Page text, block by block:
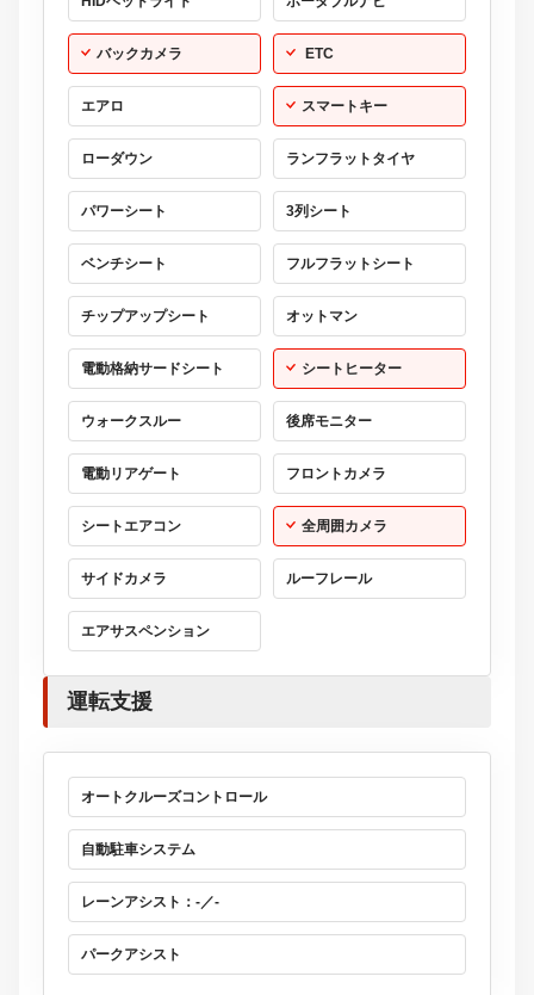
バックカメラ ETC
エアロ スマートキー
ローダウン ランフラットタイヤ
パワーシート 3列シート
ベンチシート フルフラットシート
チップアップシート オットマン
電動格納サードシート シートヒーター
ウォークスルー 後席モニター
電動リアゲート フロントカメラ
シートエアコン 全周囲カメラ
サイドカメラ ルーフレール
エアサスペンション
運転支援
オートクルーズコントロール
自動駐車システム
レーンアシスト：-／-
パークアシスト